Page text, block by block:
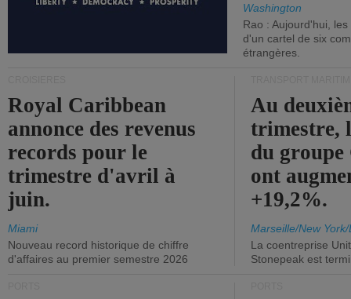
Washington
Rao : Aujourd'hui,
d'un cartel de six
étrangères.
Royal Caribbean
annonce des revenus
records pour le
trimestre d'avril à
juin.
Miami
Nouveau record historique de chiffre
d'affaires au premier semestre 2026
Au
trimestre,
du
ont
+19,2%.
Marseille/New
La coentreprise
Stonepeak est